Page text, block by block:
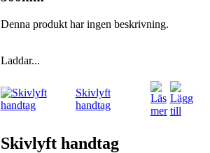
Denna produkt har ingen beskrivning.
Laddar...
Skivlyft
handtag
Skivlyft handtag